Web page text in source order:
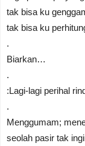
tak bisa ku
tak bisa ku
.
Biarkan…
.
:Lagi-lagi perihal
.
Menggumam;
seolah pasir tak